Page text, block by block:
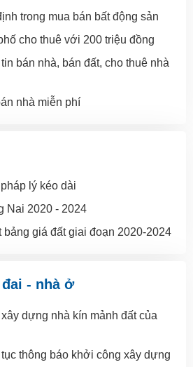
trong mua bán bất động sản
cho thuê với 200 triệu đồng
bán nhà, bán đất, cho thuê nhà
nhà miễn phí
lý kéo dài
Nai 2020 - 2024
giá đất giai đoạn 2020-2024
- nhà ở
dựng nhà kín mảnh đất của
thông báo khởi công xây dựng